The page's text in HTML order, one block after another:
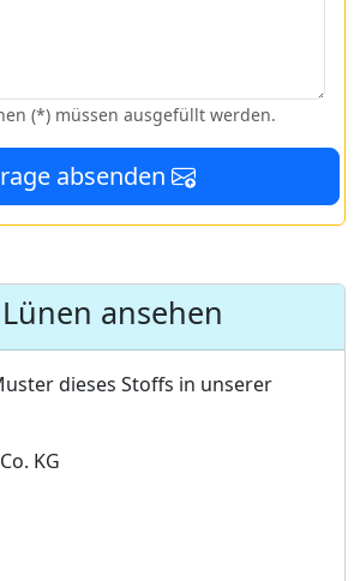
(*) müssen ausgefüllt werden.
absenden
ansehen
dieses Stoffs in unserer
KG